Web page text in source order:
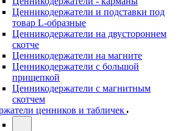
Ценникодержатели и подставки под
товар L-образные
Ценникодержатели на двустороннем
скотче
Ценникодержатели на магните
Ценникодержатели с большой
прищепкой
Ценникодержатели с магнитным
скотчем
ценников и табличек